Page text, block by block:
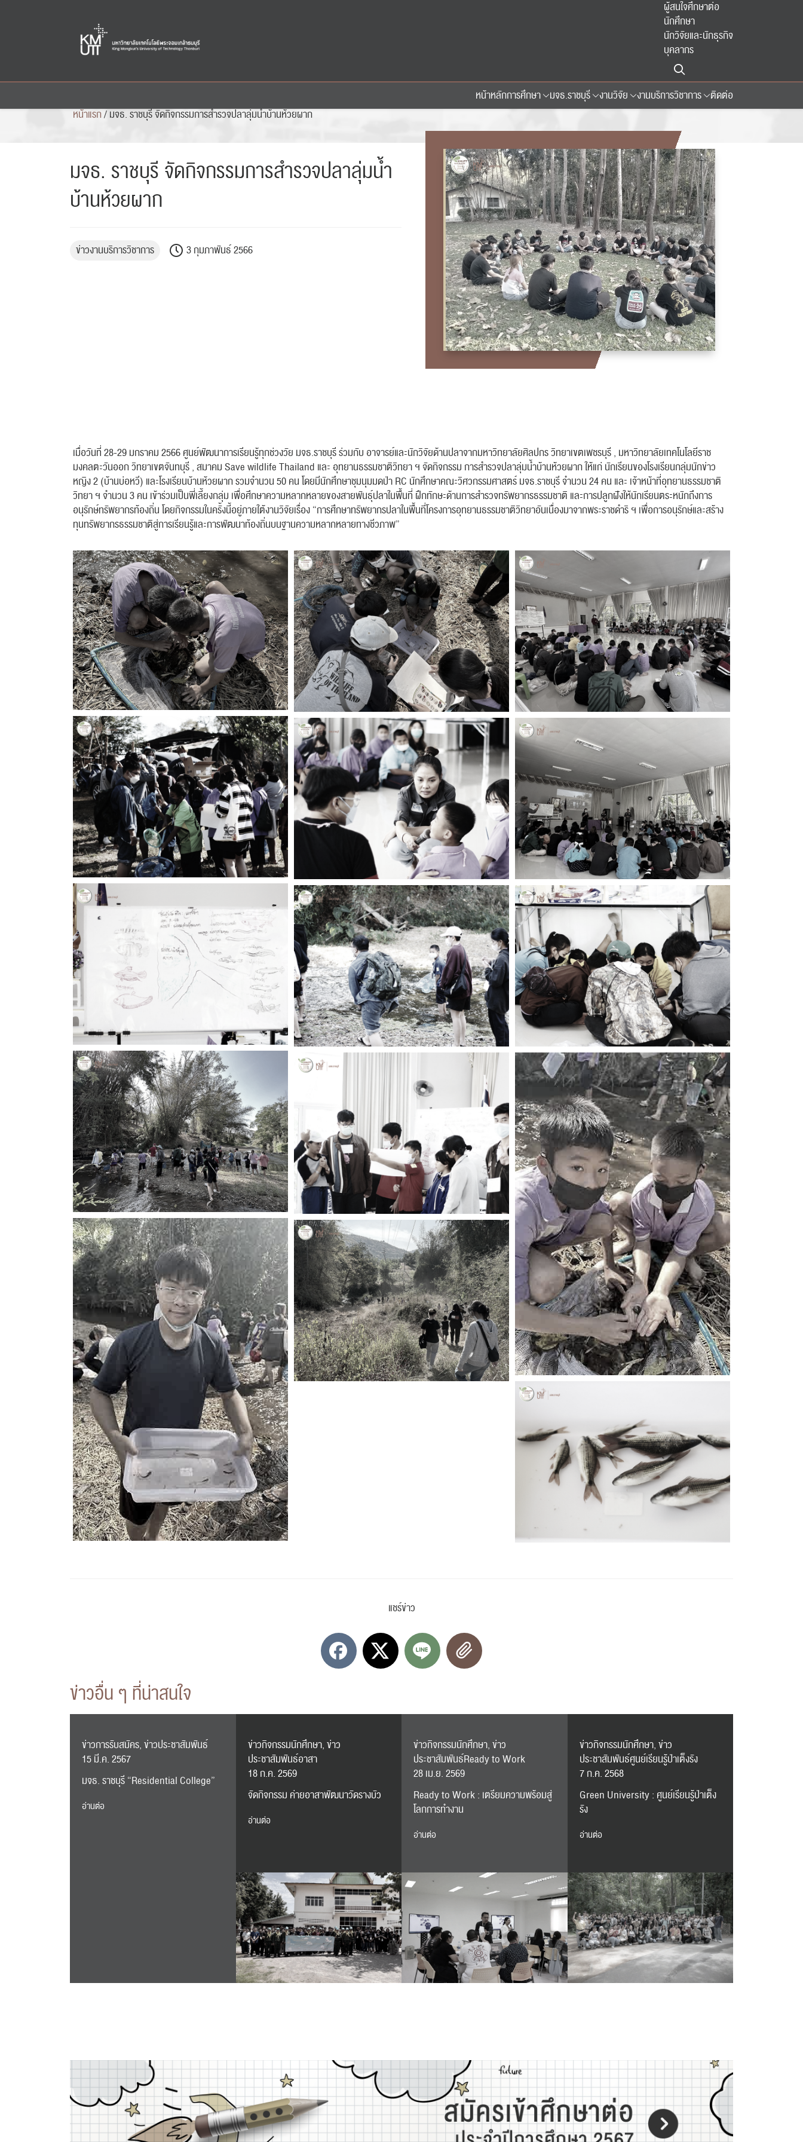
ผู้สนใจศึกษาต่อ
นักศึกษา
นักวิจัยและนักธุรกิจ
บุคลากร
หน้าหลักการศึกษา มจธ.ราชบุรี งานวิจัย งานบริการวิชาการ ติดต่อ
ค้นหา
สำหรับ:
หน้าแรก/มจธ. ราชบุรี จัดกิจกรรมการสำรวจปลาลุ่มน้ำบ้านห้วยผาก
มจธ. ราชบุรี จัดกิจกรรมการสำรวจปลาลุ่มน้ำ
บ้านห้วยผาก
ข่าวงานบริการวิชาการ 3 กุมภาพันธ์ 2566
เมื่อวันที่ 28-29 มกราคม 2566 ศูนย์พัฒนาการเรียนรู้ทุกช่วงวัย มจธ.ราชบุรี ร่วมกับ อาจารย์และนักวิจัยด้านปลาจากมหาวิทยาลัยศิลปกร วิทยาเขตเพชรบุรี , มหาวิทยาลัยเทคโนโลยีราช
มงคลตะวันออก วิทยาเขตจันทบุรี , สมาคม Save wildlife Thailand และ อุทยานธรรมชาติวิทยา ฯ จัดกิจกรรม การสำรวจปลาลุ่มน้ำบ้านห้วยผาก ให้แก่ นักเรียนของโรงเรียนกลุ่มนักข่าว
หญิง 2 (บ้านบ่อหวี) และโรงเรียนบ้านห้วยผาก รวมจำนวน 50 คน โดยมีนักศึกษาชุมนุมมดป่า RC นักศึกษาคณะวิศวกรรมศาสตร์ มจธ.ราชบุรี จำนวน 24 คน และ เจ้าหน้าที่อุทยานธรรมชาติ
วิทยา ฯ จำนวน 3 คน เข้าร่วมเป็นพี่เลี้ยงกลุ่ม เพื่อศึกษาความหลากหลายของสายพันธุ์ปลาในพื้นที่ ฝึกทักษะด้านการสำรวจทรัพยากรธรรมชาติ และการปลูกฝังให้นักเรียนตระหนักถึงการ
อนุรักษ์ทรัพยากรท้องถิ่น โดยกิจกรรมในครั้งนี้อยู่ภายใต้งานวิจัยเรื่อง “การศึกษาทรัพยากรปลาในพื้นที่โครงการอุทยานธรรมชาติวิทยาอันเนื่องมาจากพระราชดำริ ฯ เพื่อการอนุรักษ์และสร้าง
ทุนทรัพยากรธรรมชาติสู่การเรียนรู้และการพัฒนาท้องถิ่นบนฐานความหลากหลายทางชีวภาพ”
แชร์ข่าว
ข่าวอื่น ๆ ที่น่าสนใจ
ข่าวการรับสมัคร, ข่าวประชาสัมพันธ์
15 มี.ค. 2567
มจธ. ราชบุรี “Residential College”
อ่านต่อ
ข่าวกิจกรรมนักศึกษา, ข่าว
ประชาสัมพันธ์อาสา
18 ก.ค. 2569
จัดกิจกรรม ค่ายอาสาพัฒนาวัดรางบัว
อ่านต่อ
ข่าวกิจกรรมนักศึกษา, ข่าว
ประชาสัมพันธ์Ready to Work
28 เม.ย. 2569
Ready to Work : เตรียมความพร้อมสู่
โลกการทำงาน
อ่านต่อ
ข่าวกิจกรรมนักศึกษา, ข่าว
ประชาสัมพันธ์ศูนย์เรียนรู้ป่าเต็งรัง
7 ก.ค. 2568
Green University : ศูนย์เรียนรู้ป่าเต็ง
รัง
อ่านต่อ
RC Activity
ปฏิทิน